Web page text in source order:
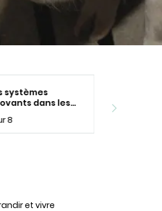
systèmes
dans les
8
et vivre